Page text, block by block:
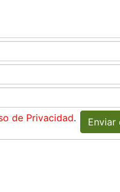
de Privacidad. Enviar